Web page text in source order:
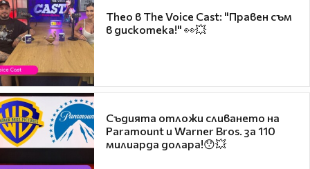
Theo в The Voice Cast: "Правен съм
в дискотека!" 👀💥
Съдията отложи сливането на
Paramount и Warner Bros. за 110
милиарда долара!😯💥